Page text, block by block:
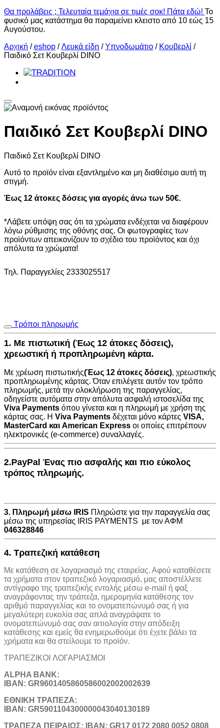
Θα προλάβεις ; Τελευταία τεμάχια σε τιμές σοκ! Πάτα εδώ! Το
φυσικό μας κατάστημα θα παραμείνει κλειστο από 10 εώς 15
Αυγούστου.
Αρχική /eshop /Λευκά είδη /Υπνοδωμάτιο / Κουβερλί /
Παιδικό Σετ Κουβερλί DINO
Παιδικό Σετ Κουβερλί DINO
Παιδικό Σετ Κουβερλί DINO
Αυτό το προϊόν είναι εξαντλημένο και μη διαθέσιμο αυτή τη
στιγμή.
Έως 12 άτοκες δόσεις για αγορές άνω των 50€.
*Λάβετε υπόψη σας ότι τα χρώματα ενδέχεται να διαφέρουν
λόγω ρύθμισης της οθόνης σας. Οι φωτογραφίες των
προϊόντων απεικονίζουν το σχέδιο του προϊόντος και όχι
απόλυτα τα χρώματα!
Τηλ. Παραγγελίες 2333025517
Τρόποι πληρωμής
1. Με πιστωτική (Έως 12 άτοκες δόσεις),
χρεωστική ή προπληρωμένη κάρτα.
Με χρέωση πιστωτικής(Έως 12 άτοκες δόσεις), χρεωστικής
προπληρωμένης κάρτας. Όταν επιλέγετε αυτόν τον τρόπο
πληρωμής, μετά την ολοκλήρωση της παραγγελίας,
οδηγείστε αυτόματα στην απόλυτα ασφαλή ιστοσελίδα της
Viva Payments όπου γίνεται και η πληρωμή με χρήση της
κάρτας σας. Η Viva Payments δέχεται μόνο κάρτες VISA,
MasterCard και American Express οι οποίες επιτρέπουν
ηλεκτρονικές (e-commerce) συναλλαγές.
2.PayPal Ένας πιο ασφαλής και πιο εύκολος
τρόπος πληρωμής.
3. Πληρωμή μέσω IRIS Πληρώστε για την παραγγελία σας
μέσω της υπηρεσίας IRIS PAYMENTS με τον ΑΦΜ
046328846
4. Τραπεζική κατάθεση
Με κατάθεση σε λογαριασμό της εταιρείας. Αφού καταθέσετε
τα χρήματα στον τραπεζικό λογαριασμό, μας αποστέλλετε
αντίγραφο της τραπεζικής εντολής μέσω e-mail ή φαξ
αναγράφοντας την τράπεζα, ημερομηνία κατάθεσης τον
αριθμό παραγγελίας και το ονοματεπώνυμό σας ή για
μεγαλύτερη ευκολία σας απλά αναγράψατε το
ονοματεπώνυμό σας σαν αιτιολογία στην απόδειξη
κατάθεσης και εμείς θα ενημερωθούμε ότι έχετε βάλει τα
χρήματα και θα στείλουμε το προϊόν.
ΤΡΑΠΕΖΙΚOI ΛΟΓΑΡΙΑΣΜΟΙ
ALPHA BANK:
IBAN: GR9601405860586002002002639
ΕΘΝΙΚΗ ΤΡΑΠΕΖΑ:
IBAN: GR5901104300000043040130189
TΡΑΠΕΖΑ ΠΕΙΡΑΙΩΣ: IBAN: GR17 0172 2080 0052 0808